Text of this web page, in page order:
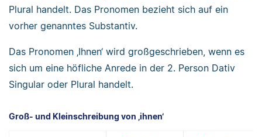
Plural handelt. Das Pronomen bezieht sich auf ein
vorher genanntes Substantiv.
Das Pronomen ‚Ihnen‘ wird großgeschrieben, wenn es
sich um eine höfliche Anrede in der 2. Person Dativ
Singular oder Plural handelt.
Groß- und Kleinschreibung von ‚ihnen‘